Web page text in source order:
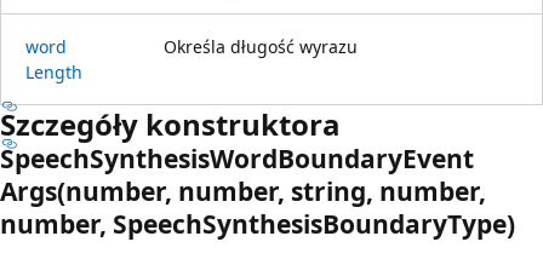
word
Length
Określa długość wyrazu
Szczegóły konstruktora
SpeechSynthesisWordBoundaryEvent
Args(number, number, string, number,
number, SpeechSynthesisBoundaryType)